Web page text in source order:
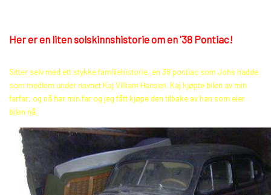
Her er en liten solskinnshistorie om en '38 Pontiac!
Sitter selv med ett stykke familiehistorie, en 38`pontiac som Johs hadde
som medlem under navnet Kaj Villiam Hansen. Kaj kjøpte bilen av min
farfar, og nå har min far og jeg fått kjøpe den tilbake av han som eier
bilen nå.